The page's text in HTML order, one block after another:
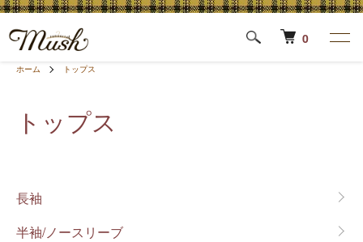
0
ホーム トップス
トップス
長袖
半袖/ノースリーブ